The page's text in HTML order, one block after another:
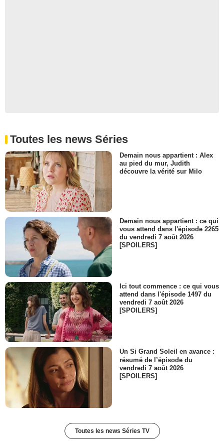
Toutes les news Séries
Demain nous appartient : Alex
au pied du mur, Judith
découvre la vérité sur Milo
Demain nous appartient : ce qui
vous attend dans l'épisode 2265
du vendredi 7 août 2026
[SPOILERS]
Ici tout commence : ce qui vous
attend dans l'épisode 1497 du
vendredi 7 août 2026
[SPOILERS]
Un Si Grand Soleil en avance :
résumé de l’épisode du
vendredi 7 août 2026
[SPOILERS]
Toutes les news Séries TV